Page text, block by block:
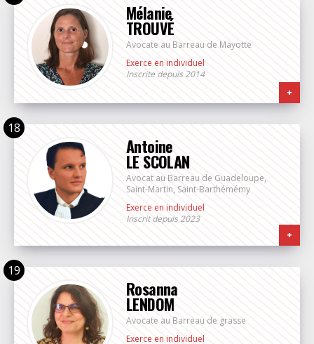
Mélanie
TROUVÉ
Avocate au Barreau de Mayotte
Exerce en individuel
Inscrite depuis 2014
+
Antoine
LE SCOLAN
Avocat au Barreau de Guadeloupe,
Saint-Martin, Saint-Barthémémy
Exerce en individuel
Inscrit depuis 2023
+
Rosanna
LENDOM
Avocate au Barreau de grasse
Exerce en individuel